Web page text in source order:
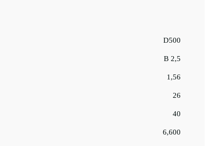
D500
B 2,5
1,56
26
40
6,600